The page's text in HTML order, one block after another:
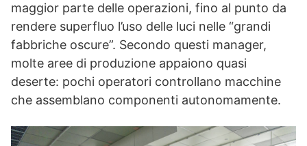
maggior parte delle operazioni, fino al punto da
rendere superfluo l’uso delle luci nelle “grandi
fabbriche oscure”. Secondo questi manager,
molte aree di produzione appaiono quasi
deserte: pochi operatori controllano macchine
che assemblano componenti autonomamente.